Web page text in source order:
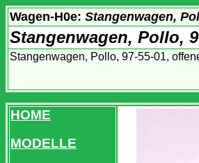
Wagen-H0e: Stangenwagen,
Stangenwagen, Pollo,
Stangenwagen, Pollo, 97-55-01,
HOME
MODELLE